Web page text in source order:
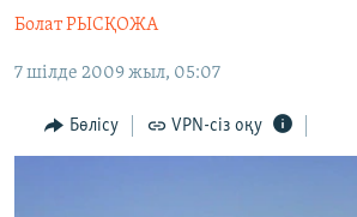
main
Skip
Search
АДАМ ҚҰҚЫҚТАРЫ
ӘЛЕУМЕТ
ӘЛЕМ
Болат РЫСҚОЖА
7 шілде 2009 жыл, 05:07
Бөлісу VPN-сіз оқу